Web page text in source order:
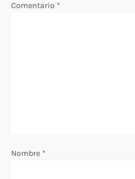
n
Comentario *
Nombre *